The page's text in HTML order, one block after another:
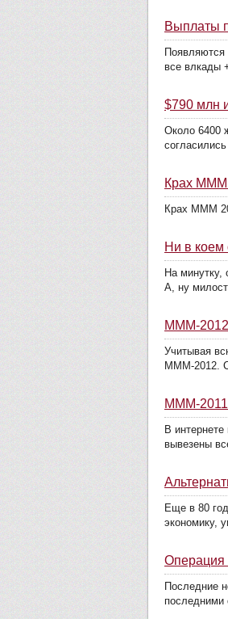
Выплаты
все влкады
$790 млн
Около 6400
Крах МММ
Крах МММ
Ни в коем
На минутку,
А, ну
МММ-2012
Учитывая
МММ-2012.
МММ-2011
В
вывезены
Еще в 80
экономику,
Последние
последними